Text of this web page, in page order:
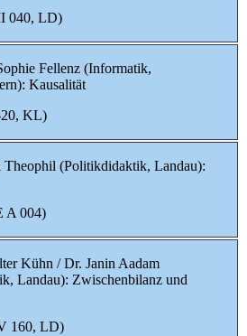
040, LD)
Fellenz (Informatik,
Kausalität
20, KL)
Theophil (Politikdidaktik, Landau):
A 004)
Kühn / Dr. Janin Aadam
Landau): Zwischenbilanz und
160, LD)